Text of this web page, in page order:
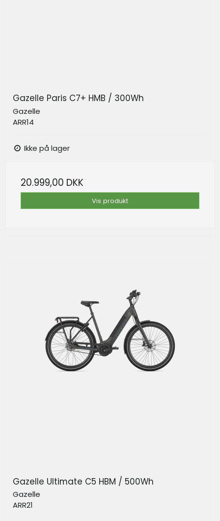
Gazelle Paris C7+ HMB / 300Wh
Gazelle
ARR14
Ikke på lager
20.999,00 DKK
Vis produkt
Gazelle Ultimate C5 HBM / 500Wh
Gazelle
ARR21